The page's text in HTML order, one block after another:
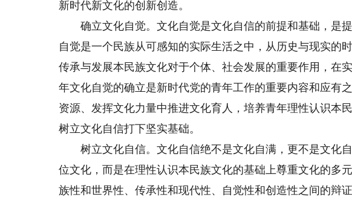
新时代新文化的创新创造。
确立文化自觉。文化自觉是文化自信的前提和基础，是
自觉是一个民族从可感知的实际生活之中，从历史与现实的
传承与发展本民族文化对于个体、社会发展的重要作用，在
年文化自觉的确立是新时代党的青年工作的重要内容和应有
资源、发挥文化力量中推进文化育人，培养青年理性认识本
树立文化自信打下坚实基础。
树立文化自信。文化自信绝不是文化自满，更不是文化
位文化，而是在理性认识本民族文化的基础上尊重文化的多
族性和世界性、传承性和现代性、自觉性和创造性之间的辩